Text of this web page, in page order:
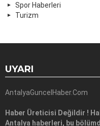
Spor Haberleri
Turizm
UYARI
AntalyaGuncelHaber.Com
Haber Üreticisi Değildir !
Antalya haberleri, bu